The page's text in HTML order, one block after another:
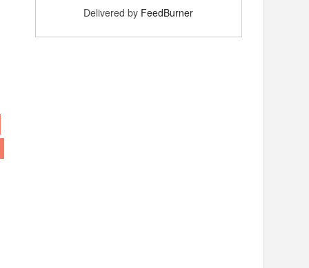
Delivered by FeedBurner